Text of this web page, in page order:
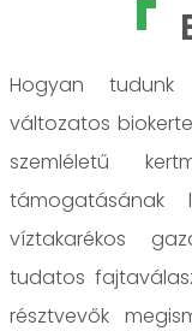
Hogyan
változatos
szemléletű
víztakarékos
tudatos
résztvevők